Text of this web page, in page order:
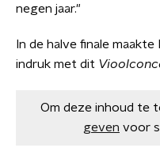
negen jaar."
In de halve finale
indruk met dit
Om deze inhoud te
geven voor